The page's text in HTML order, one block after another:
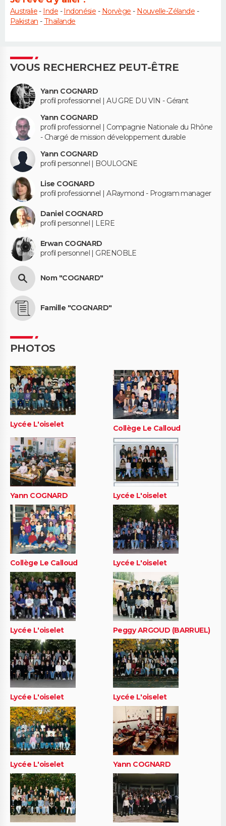
Australie- Inde - Indonésie - Norvège - Nouvelle-Zélande -
Pakistan - Thaïlande
VOUS RECHERCHEZ PEUT-ÊTRE
Yann COGNARD
profil professionnel | AU GRE DU VIN - Gérant
Yann COGNARD
profil professionnel | Compagnie Nationale du Rhône
- Chargé de mission développement durable
Yann COGNARD
profil personnel | BOULOGNE
Lise COGNARD
profil professionnel | ARaymond - Program manager
Daniel COGNARD
profil personnel | LERE
Erwan COGNARD
profil personnel | GRENOBLE
Nom "COGNARD"
Famille "COGNARD"
PHOTOS
Lycée L'oiselet Collège Le Calloud
Yann COGNARD Lycée L'oiselet
Collège Le Calloud Lycée L'oiselet
Lycée L'oiselet Peggy ARGOUD (BARRUEL)
Lycée L'oiselet Lycée L'oiselet
Lycée L'oiselet Yann COGNARD